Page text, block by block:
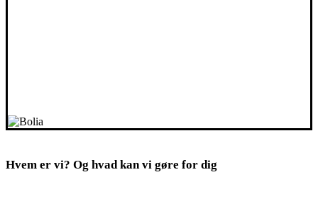
Hvem er vi? Og hvad kan vi gøre for dig